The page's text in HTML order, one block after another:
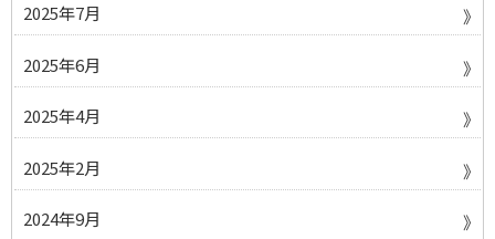
2025年7月
2025年6月
2025年4月
2025年2月
2024年9月